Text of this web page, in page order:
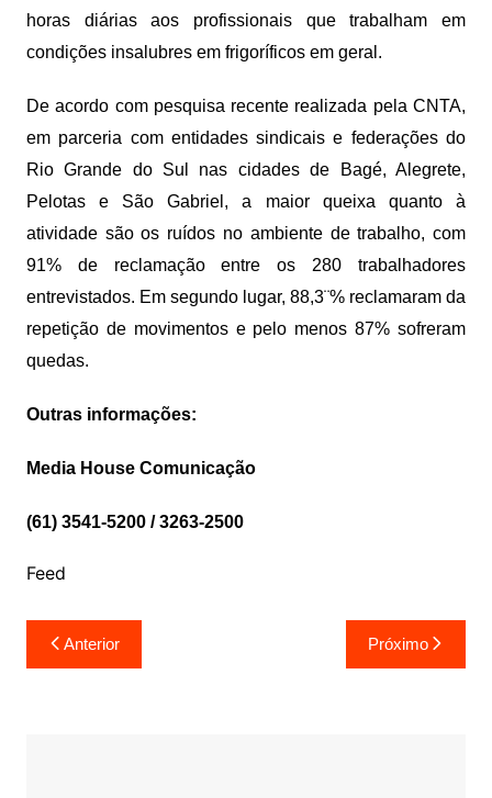
horas diárias aos profissionais que trabalham em
condições insalubres em frigoríficos em geral.
De acordo com pesquisa recente realizada pela CNTA,
em parceria com entidades sindicais e federações do
Rio Grande do Sul nas cidades de Bagé, Alegrete,
Pelotas e São Gabriel, a maior queixa quanto à
atividade são os ruídos no ambiente de trabalho, com
91% de reclamação entre os 280 trabalhadores
entrevistados. Em segundo lugar, 88,3¨% reclamaram da
repetição de movimentos e pelo menos 87% sofreram
quedas.
Outras informações:
Media House Comunicação
(61) 3541-5200 / 3263-2500
Feed
Navegação
de
Anterior Próximo